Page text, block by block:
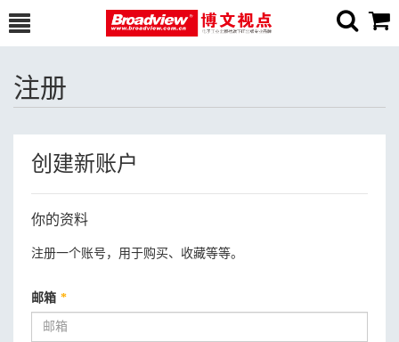
注册
创建新账户
你的资料
注册一个账号，用于购买、收藏等等。
邮箱 *